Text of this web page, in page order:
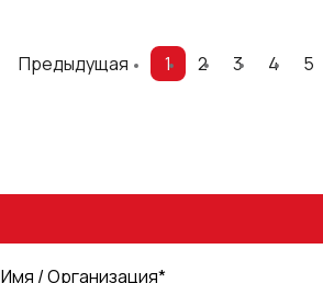
Предыдущая 1 2 3 4 5
Имя / Организация*